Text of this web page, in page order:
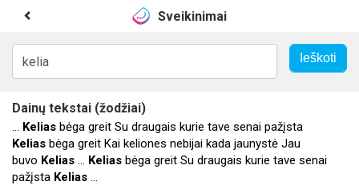
Sveikinimai
Dainų tekstai (žodžiai)
... Kelias bėga greit Su draugais kurie tave senai pažįsta
Kelias bėga greit Kai keliones nebijai kada jaunystė Jau
buvo Kelias ... Kelias bėga greit Su draugais kurie tave senai
pažįsta Kelias ...